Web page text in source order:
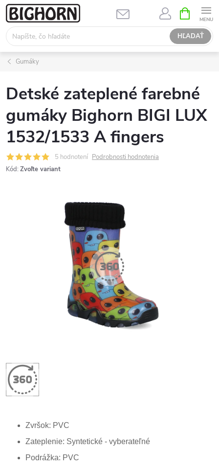
Prejsť
na
obsah
HĽADAŤ
KOŠÍK
Gumáky
Detské zateplené farebné
gumáky Bighorn BIGI LUX
1532/1533 A fingers
5 hodnotení Podrobnosti hodnotenia
Kód: Zvoľte variant
Zvršok: PVC
Zateplenie: Syntetické - vyberateľné
Podrážka: PVC